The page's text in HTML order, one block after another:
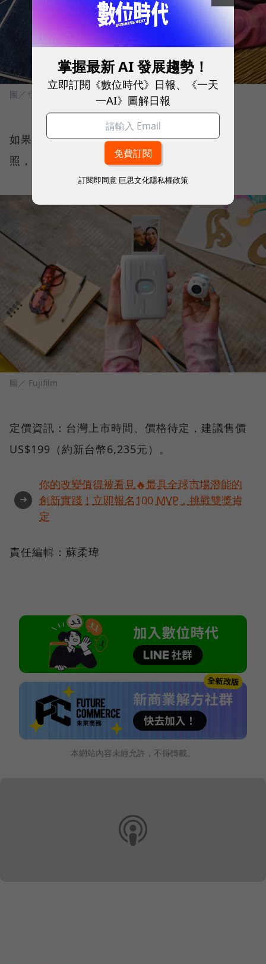
圖／ 恆昶實業
如果連結INSTAX Link小型洗印機現場印出美
照，掛在帳棚上會是最棒的裝飾。
圖／ Fujifilm
定價資訊：台灣上市時間、價格待定，建議售價
US$199（約新台幣6,235元）。
➜
你的改變值得被看見🔥最具全球市場潛能的
創新實踐！立即報名100 MVP，挑戰雙獎肯
定
責任編輯：蘇柔瑋
本網站內容未經允許，不得轉載。
掌握最新 AI 發展趨勢！
立即訂閱《數位時代》日報、《一天
一AI》圖解日報
訂閱即同意 巨思文化隱私權政策